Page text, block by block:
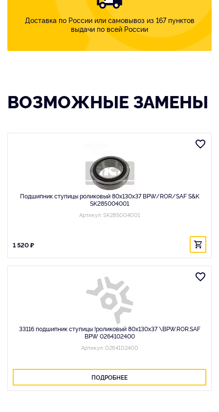
Доставка по России или самовывоз из 167 пунктов
выдачи по всей России
ВОЗМОЖНЫЕ ЗАМЕНЫ
Подшипник ступицы роликовый 80x130x37 BPW/ROR/SAF S&K
SK285004001
Артикул: SK285004001
1 520 ₽
33116 подшипник ступицы !роликовый 80x130x37 \BPW.ROR.SAF
BPW 0264102400
Артикул: 0264102400
ПОДРОБНЕЕ